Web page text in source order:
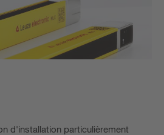
d'installation particulièrement